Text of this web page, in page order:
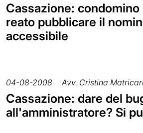
Cassazione: condomino
reato pubblicare il
accessibile
04-08-2008 Avv. Cristina
Cassazione: dare del
all'amministratore? Si